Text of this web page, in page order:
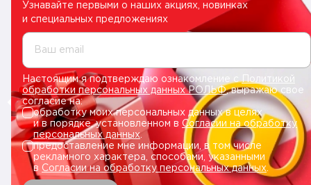
Узнавайте первыми о наших акциях, новинках
и специальных предложениях
Ваш email
Настоящим я подтверждаю ознакомление сПолитикой
обработки персональных данных РОЛЬФ, выражаю свое
согласие на:
обработку моих персональных данных в целях
и в порядке, установленном в Согласии на обработку
персональных данных.
предоставление мне информации, в том числе
рекламного характера, способами, указанными
в Согласии на обработку персональных данных